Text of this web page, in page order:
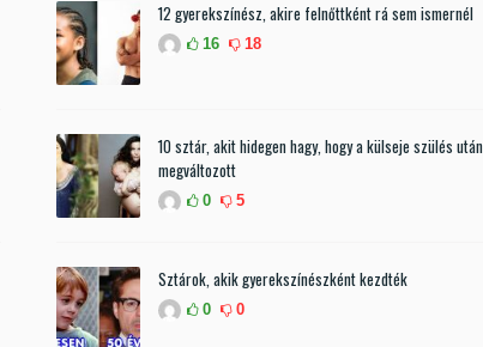
12 gyerekszínész, akire felnőttként rá sem ismernél
16 18
10 sztár, akit hidegen hagy, hogy a külseje szülés után
megváltozott
0 5
Sztárok, akik gyerekszínészként kezdték
0 0